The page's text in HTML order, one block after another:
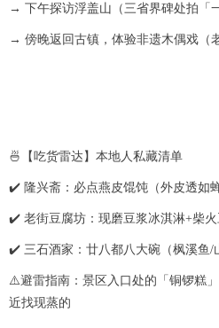
→ 下午探访浮盖山（三省界碑处拍「
→ 傍晚返回古镇，体验非遗木偶戏（
🍜【吃货雷达】本地人私藏清单
✔️ 隆兴斋：必点燕皮馄饨（外皮透如
✔️ 老街豆腐坊：现磨豆浆冰淇淋+柴
✔️ 三石酒家：廿八都八大碗（枫溪鱼/
⚠️避雷指南：景区入口处的「铜锣糕
近找现蒸的